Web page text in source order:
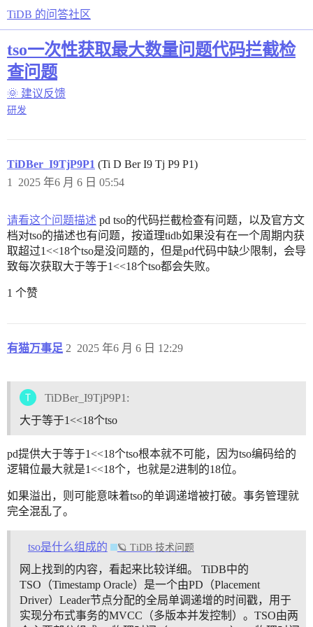
TiDB 的问答社区
tso一次性获取最大数量问题代码拦截检
查问题
🌞 建议反馈
研发
TiDBer_I9TjP9P1 (Ti D Ber I9 Tj P9 P1)
2025 年6 月 6 日 05:54
1
请看这个问题描述 pd tso的代码拦截检查有问题，以及官方文
档对tso的描述也有问题，按道理tidb如果没有在一个周期内获
取超过1<<18个tso是没问题的，但是pd代码中缺少限制，会导
致每次获取大于等于1<<18个tso都会失败。
1 个赞
有猫万事足 2025 年6 月 6 日 12:29
2
TiDBer_I9TjP9P1:
大于等于1<<18个tso
pd提供大于等于1<<18个tso根本就不可能，因为tso编码给的
逻辑位最大就是1<<18个，也就是2进制的18位。
如果溢出，则可能意味着tso的单调递增被打破。事务管理就
完全混乱了。
tso是什么组成的 🪐 TiDB 技术问题
网上找到的内容，看起来比较详细。 TiDB中的
TSO（Timestamp Oracle）是一个由PD（Placement
Driver）Leader节点分配的全局单调递增的时间戳，用于
实现分布式事务的MVCC（多版本并发控制）。TSO由两